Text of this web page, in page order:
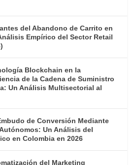
del Abandono de Carrito en
Empírico del Sector Retail
Blockchain en la
de la Cadena de Suministro
Un Análisis Multisectorial al
de Conversión Mediante
Un Análisis del
en Colombia en 2026
del Marketing